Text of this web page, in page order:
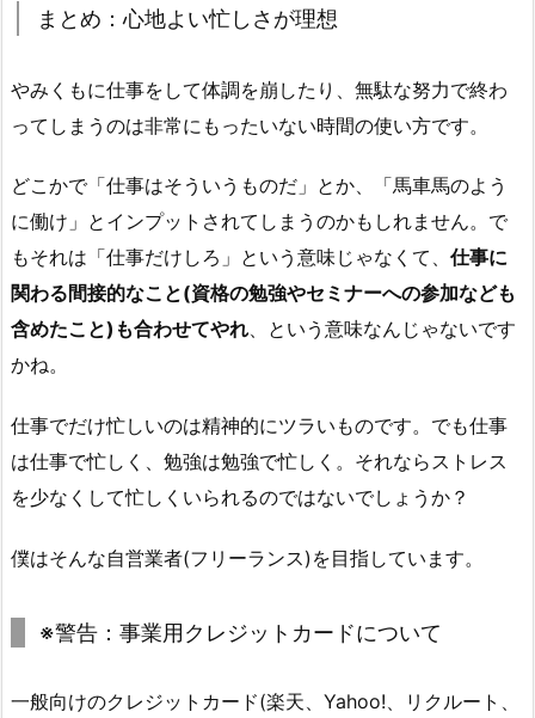
まとめ：心地よい忙しさが理想
やみくもに仕事をして体調を崩したり、無駄な努力で終わ
ってしまうのは非常にもったいない時間の使い方です。
どこかで「仕事はそういうものだ」とか、「馬車馬のよう
に働け」とインプットされてしまうのかもしれません。で
もそれは「仕事だけしろ」という意味じゃなくて、 仕事に
関わる間接的なこと(資格の勉強やセミナーへの参加なども
含めたこと)も合わせてやれ、という意味なんじゃないです
かね。
仕事でだけ忙しいのは精神的にツラいものです。でも仕事
は仕事で忙しく、勉強は勉強で忙しく。それならストレス
を少なくして忙しくいられるのではないでしょうか？
僕はそんな自営業者(フリーランス)を目指しています。
※警告：事業用クレジットカードについて
一般向けのクレジットカード(楽天、Yahoo!、リクルート、